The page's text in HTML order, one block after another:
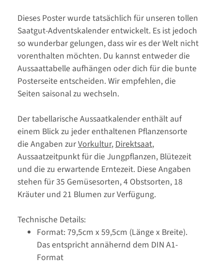
Dieses Poster wurde tatsächlich für unseren tollen
Saatgut-Adventskalender entwickelt. Es ist jedoch
so wunderbar gelungen, dass wir es der Welt nicht
vorenthalten möchten. Du kannst entweder die
Aussaattabelle aufhängen oder dich für die bunte
Posterseite entscheiden. Wir empfehlen, die
Seiten saisonal zu wechseln.
Der tabellarische Aussaatkalender enthält auf
einem Blick zu jeder enthaltenen Pflanzensorte
die Angaben zurVorkultur,Direktsaat,
Aussaatzeitpunkt für die Jungpflanzen, Blütezeit
und die zu erwartende Erntezeit. Diese Angaben
stehen für 35 Gemüsesorten, 4 Obstsorten, 18
Kräuter und 21 Blumen zur Verfügung.
Technische Details:
Format: 79,5cm x 59,5cm (Länge x Breite).
Das entspricht annähernd dem DIN A1-
Format